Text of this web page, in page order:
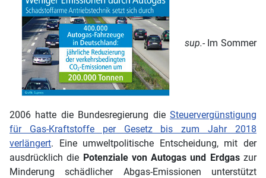
sup.- Im Sommer
2006 hatte die Bundesregierung die Steuervergünstigung
für Gas-Kraftstoffe per Gesetz bis zum Jahr 2018
verlängert. Eine umweltpolitische Entscheidung, mit der
ausdrücklich die Potenziale von Autogas und Erdgaszur
Minderung schädlicher Abgas-Emissionen unterstützt